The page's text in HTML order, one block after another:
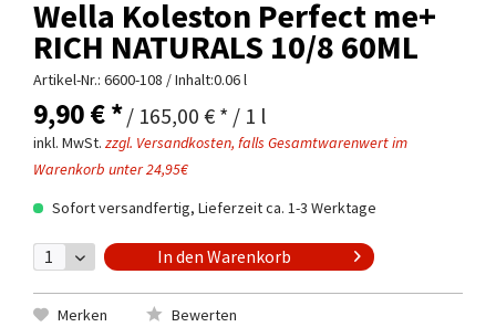
Wella Koleston Perfect me+
RICH NATURALS 10/8 60ML
Artikel-Nr.: 6600-108 / Inhalt:0.06 l
9,90 € */ 165,00 € * / 1 l
inkl. MwSt. zzgl. Versandkosten, falls Gesamtwarenwert im
Warenkorb unter 24,95€
Sofort versandfertig, Lieferzeit ca. 1-3 Werktage
In den Warenkorb
Merken Bewerten